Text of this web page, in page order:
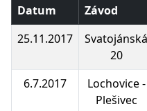
Datum Závod
25.11.2017
Svatojánská
20
6.7.2017
Lochovice -
Plešivec